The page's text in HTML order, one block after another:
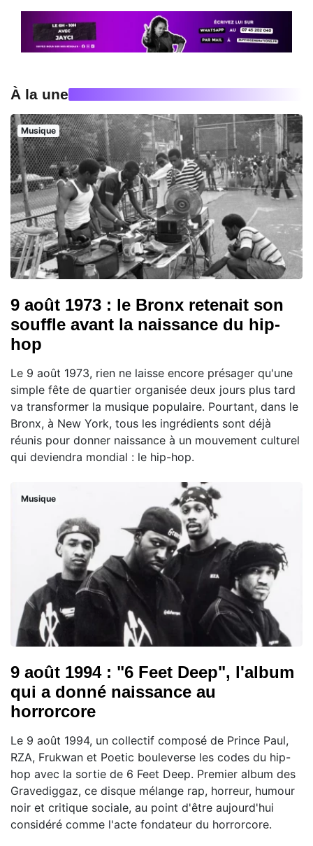
À la une
Musique
9 août 1973 : le Bronx retenait son
souffle avant la naissance du hip-
hop
Le 9 août 1973, rien ne laisse encore présager qu'une
simple fête de quartier organisée deux jours plus tard
va transformer la musique populaire. Pourtant, dans le
Bronx, à New York, tous les ingrédients sont déjà
réunis pour donner naissance à un mouvement culturel
qui deviendra mondial : le hip-hop.
Musique
9 août 1994 : "6 Feet Deep", l'album
qui a donné naissance au
horrorcore
Le 9 août 1994, un collectif composé de Prince Paul,
RZA, Frukwan et Poetic bouleverse les codes du hip-
hop avec la sortie de 6 Feet Deep. Premier album des
Gravediggaz, ce disque mélange rap, horreur, humour
noir et critique sociale, au point d'être aujourd'hui
considéré comme l'acte fondateur du horrorcore.